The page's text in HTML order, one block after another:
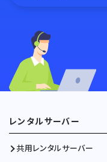
レンタルサーバー
共用レンタルサーバー